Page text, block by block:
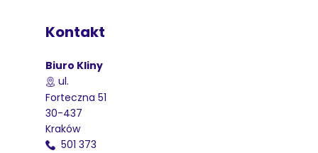
Kontakt
Biuro Kliny
ul.
Forteczna 51
30-437
Kraków
501 373